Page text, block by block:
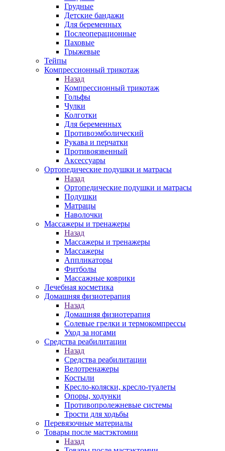
Грудные
Детские бандажи
Для беременных
Послеоперационные
Паховые
Грыжевые
Тейпы
Компрессионный трикотаж
Назад
Компрессионный трикотаж
Гольфы
Чулки
Колготки
Для беременных
Противоэмболический
Рукава и перчатки
Противоязвенный
Аксессуары
Ортопедические подушки и матрасы
Назад
Ортопедические подушки и матрасы
Подушки
Матрацы
Наволочки
Массажеры и тренажеры
Назад
Массажеры и тренажеры
Массажеры
Аппликаторы
Фитболы
Массажные коврики
Лечебная косметика
Домашняя физиотерапия
Назад
Домашняя физиотерапия
Солевые грелки и термокомпрессы
Уход за ногами
Средства реабилитации
Назад
Средства реабилитации
Велотренажеры
Костыли
Кресло-коляски, кресло-туалеты
Опоры, ходунки
Противопролежневые системы
Трости для ходьбы
Перевязочные материалы
Товары после мастэктомии
Назад